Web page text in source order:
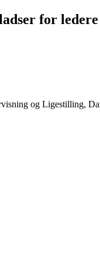
for
og Ligestilling,